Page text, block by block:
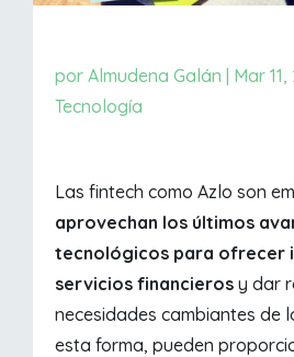
porAlmudena Galán | Mar
Tecnología
Las fintech como Azlo son
aprovechan los últimos
tecnológicos para ofrecer
servicios financierosy dar
necesidades cambiantes de
esta forma, pueden